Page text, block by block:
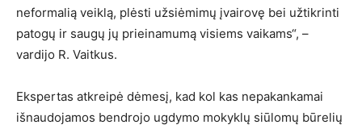
neformalią veiklą, plėsti užsiėmimų įvairovę bei užtikrinti
patogų ir saugų jų prieinamumą visiems vaikams“, –
vardijo R. Vaitkus.
Ekspertas atkreipė dėmesį, kad kol kas nepakankamai
išnaudojamos bendrojo ugdymo mokyklų siūlomų būrelių